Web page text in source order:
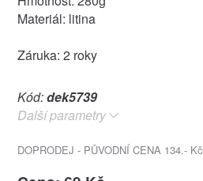
Materiál: litina
Záruka: 2 roky
Kód:dek5739
Další parametry
DOPRODEJ - PŮVODNÍ CENA 134.- Kč